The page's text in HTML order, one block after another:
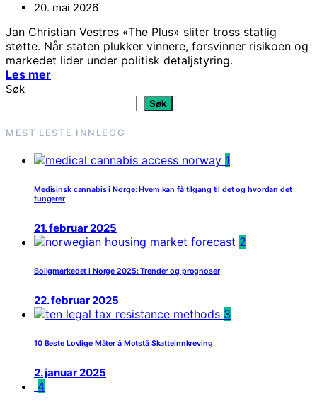
20. mai 2026
Jan Christian Vestres «The Plus» sliter tross statlig
støtte. Når staten plukker vinnere, forsvinner risikoen og
markedet lider under politisk detaljstyring.
Les mer
Søk
Søk
MEST LESTE INNLEGG
1
Medisinsk cannabis i Norge: Hvem kan få tilgang til det og hvordan det
fungerer
21. februar 2025
2
Boligmarkedet i Norge 2025: Trender og prognoser
22. februar 2025
3
10 Beste Lovlige Måter å Motstå Skatteinnkreving
2. januar 2025
4